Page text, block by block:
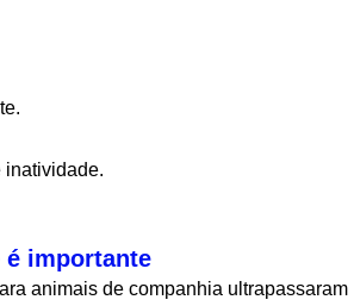
inatividade.
é importante
animais de companhia ultrapassaram